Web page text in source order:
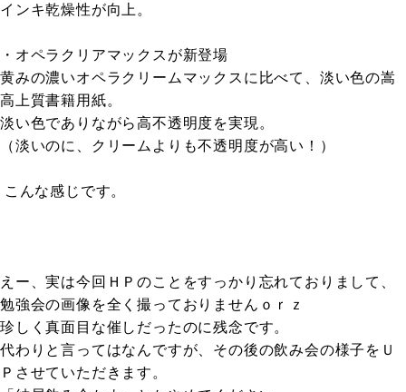
インキ乾燥性が向上。
・オペラクリアマックスが新登場
黄みの濃いオペラクリームマックスに比べて、淡い色の嵩
高上質書籍用紙。
淡い色でありながら高不透明度を実現。
（淡いのに、クリームよりも不透明度が高い！）
こんな感じです。
えー、実は今回ＨＰのことをすっかり忘れておりまして、
勉強会の画像を全く撮っておりませんｏｒｚ
珍しく真面目な催しだったのに残念です。
代わりと言ってはなんですが、その後の飲み会の様子をＵ
Ｐさせていただきます。